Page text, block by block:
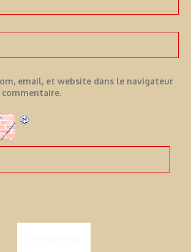
email, et website dans le navigateur